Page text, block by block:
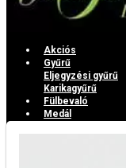
Akciós
Gyűrű
Eljegyzési gyűrű
Karikagyűrű
Fülbevaló
Medál
Bármilyen ékszert
akár a